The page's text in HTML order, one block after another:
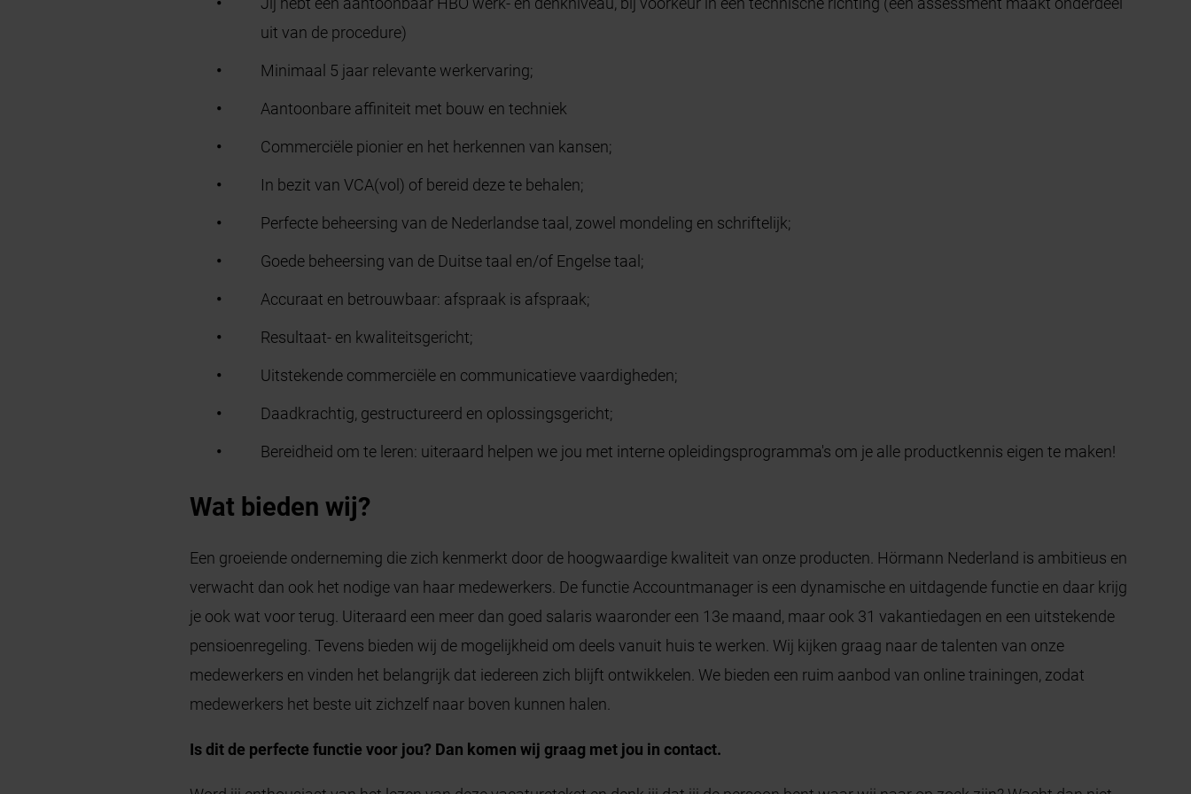
uit van de procedure)
Minimaal 5 jaar relevante werkervaring;
Aantoonbare affiniteit met bouw en techniek
Commerciële pionier en het herkennen van kansen;
In bezit van VCA(vol) of bereid deze te behalen;
Perfecte beheersing van de Nederlandse taal, zowel mondeling en schriftelijk;
Goede beheersing van de Duitse taal en/of Engelse taal;
Accuraat en betrouwbaar: afspraak is afspraak;
Resultaat- en kwaliteitsgericht;
Uitstekende commerciële en communicatieve vaardigheden;
Daadkrachtig, gestructureerd en oplossingsgericht;
Bereidheid om te leren: uiteraard helpen we jou met interne opleidingsprogramma's om je alle productkennis eigen te maken!
Wat bieden wij?
Een groeiende onderneming die zich kenmerkt door de hoogwaardige kwaliteit van onze producten. Hörmann Nederland is ambitieus en
verwacht dan ook het nodige van haar medewerkers. De functie Accountmanager is een dynamische en uitdagende functie en daar krijg
je ook wat voor terug. Uiteraard een meer dan goed salaris waaronder een 13e maand, maar ook 31 vakantiedagen en een uitstekende
pensioenregeling. Tevens bieden wij de mogelijkheid om deels vanuit huis te werken. Wij kijken graag naar de talenten van onze
medewerkers en vinden het belangrijk dat iedereen zich blijft ontwikkelen. We bieden een ruim aanbod van online trainingen, zodat
medewerkers het beste uit zichzelf naar boven kunnen halen.
Is dit de perfecte functie voor jou? Dan komen wij graag met jou in contact.